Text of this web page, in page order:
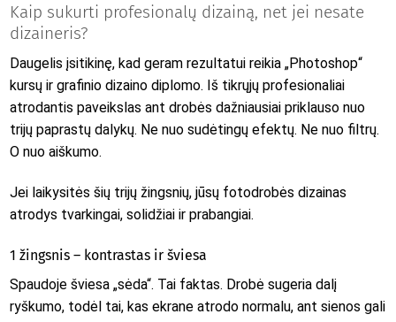
Kaip sukurti profesionalų dizainą, net jei nesate
dizaineris?
Daugelis įsitikinę, kad geram rezultatui reikia „Photoshop“
kursų ir grafinio dizaino diplomo. Iš tikrųjų profesionaliai
atrodantis paveikslas ant drobės dažniausiai priklauso nuo
trijų paprastų dalykų. Ne nuo sudėtingų efektų. Ne nuo filtrų.
O nuo aiškumo.
Jei laikysitės šių trijų žingsnių, jūsų fotodrobės dizainas
atrodys tvarkingai, solidžiai ir prabangiai.
1 žingsnis – kontrastas ir šviesa
Spaudoje šviesa „sėda“. Tai faktas. Drobė sugeria dalį
ryškumo, todėl tai, kas ekrane atrodo normalu, ant sienos gali